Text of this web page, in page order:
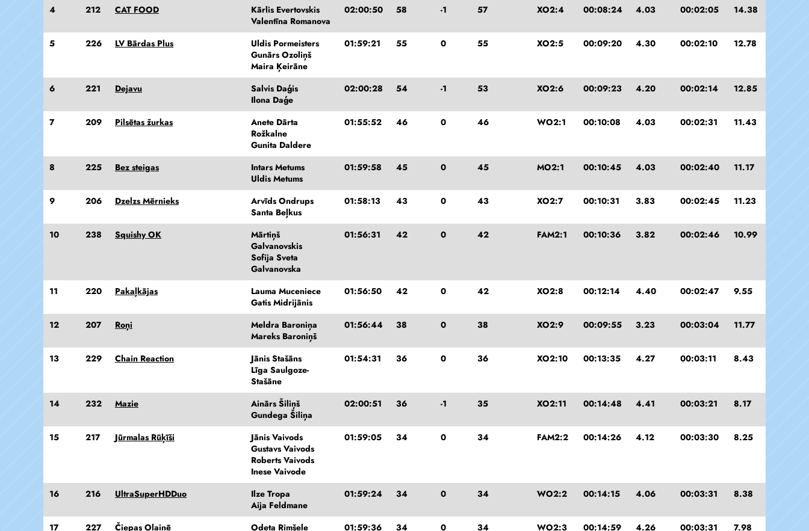
4 212 CAT FOOD
Kārlis Evertovskis
Valentīna Romanova
02:00:50 58 -1 57 XO2:4 00:08:24 4.03 00:02:05 14.38
5 226 LV Bārdas Plus
Uldis Pormeisters
Gunārs Ozoliņš
Maira Ķeirāne
01:59:21 55 0 55 XO2:5 00:09:20 4.30 00:02:10 12.78
6 221 Dejavu
Salvis Daģis
Ilona Daģe
02:00:28 54 -1 53 XO2:6 00:09:23 4.20 00:02:14 12.85
7 209 Pilsētas žurkas
Anete Dārta
Rožkalne
Gunita Daldere
01:55:52 46 0 46 WO2:1 00:10:08 4.03 00:02:31 11.43
8 225 Bez steigas
Intars Metums
Uldis Metums
01:59:58 45 0 45 MO2:1 00:10:45 4.03 00:02:40 11.17
9 206 Dzelzs Mērnieks
Arvīds Ondrups
Santa Beļkus
01:58:13 43 0 43 XO2:7 00:10:31 3.83 00:02:45 11.23
10 238 Squishy OK
Mārtiņš
Galvanovskis
Sofija Sveta
Galvanovska
01:56:31 42 0 42 FAM2:1 00:10:36 3.82 00:02:46 10.99
11 220 Pakaļkājas
Lauma Muceniece
Gatis Midrijānis
01:56:50 42 0 42 XO2:8 00:12:14 4.40 00:02:47 9.55
12 207 Roņi
Meldra Baroniņa
Mareks Baroniņš
01:56:44 38 0 38 XO2:9 00:09:55 3.23 00:03:04 11.77
13 229 Chain Reaction
Jānis Stašāns
Līga Saulgoze-
Stašāne
01:54:31 36 0 36 XO2:10 00:13:35 4.27 00:03:11 8.43
14 232 Mazie
Ainārs Šiliņš
Gundega Šiliņa
02:00:51 36 -1 35 XO2:11 00:14:48 4.41 00:03:21 8.17
15 217 Jūrmalas Rūķīši
Jānis Vaivods
Gustavs Vaivods
Roberts Vaivods
Inese Vaivode
01:59:05 34 0 34 FAM2:2 00:14:26 4.12 00:03:30 8.25
16 216 UltraSuperHDDuo
Ilze Tropa
Aija Feldmane
01:59:24 34 0 34 WO2:2 00:14:15 4.06 00:03:31 8.38
17 227 Čiepas Olainē
Odeta Rimšele
01:59:36 34 0 34 WO2:3 00:14:59 4.26 00:03:31 7.98